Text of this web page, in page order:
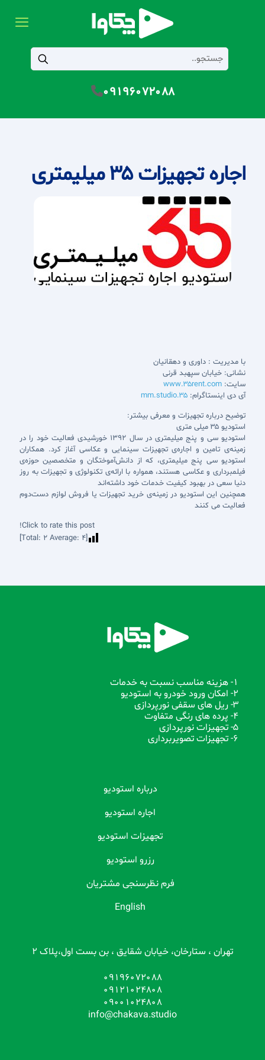
09196072088
اجاره تجهیزات 35 میلیمتری
با مدیریت : داوری و دهقانیان
نشانی: خیابان سپهبد قرنی
سایت: www.35rent.com
آی دی اینستاگرام: 35.mm.studio
توضیح درباره تجهیزات و معرفی بیشتر:
استودیو 35 میلی متری
استودیو سی و پنج میلیمتری در سال ۱۳۹۲ خورشیدی فعالیت خود را در
زمینه‌ی تامین و اجاره‌ی تجهیزات سینمایی و عکاسی آغاز کرد. همکاران
استودیو سی پنج میلیمتری، که از دانش‌آموختگان و متخصصین حوزه‌ی
فیلمبرداری و عکاسی هستند، همواره با ارائه‌ی تکنولوژی و تجهیزات به روز
دنیا سعی در بهبود کیفیت خدمات خود داشته‌اند
همچنین این استودیو در زمینه‌ی خرید تجهیزات یا فروش لوازم دست‌دوم
فعالیت می کنند
Click to rate this post!
[Total:
2 Average: 4
]
1- هزینه مناسب نسبت به خدمات
2- امکان ورود خودرو به استودیو
3- ریل های سقفی نورپردازی
4- پرده های رنگی متفاوت
5- تجهیزات نورپردازی
6- تجهیزات تصویربرداری
درباره استودیو
اجاره استودیو
تجهیزات استودیو
رزرو استودیو
فرم نظرسنجی مشتریان
English
تهران ، ستارخان، خیابان شقایق ، بن بست اول،پلاک 2
09196072088
09121024808
09001024808
info@chakava.studio